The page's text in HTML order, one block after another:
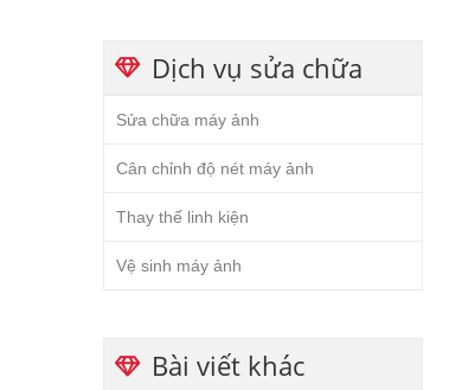
Dịch vụ sửa chữa
Sửa chữa máy ảnh
Cân chỉnh độ nét máy ảnh
Thay thế linh kiện
Vệ sinh máy ảnh
Bài viết khác